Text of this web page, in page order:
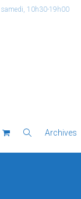
10h30-19h00
Archives